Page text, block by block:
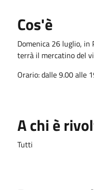
Cos'è
Domenica 26 luglio, in
terrà il mercatino del
Orario: dalle 9.00 alle
A chi è
Tutti